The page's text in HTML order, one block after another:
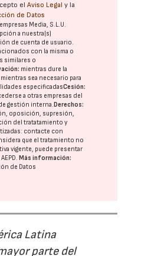
elAviso Legal y la
de Datos
Media, S.L.U.
a nuestra(s)
de cuenta de usuario.
con la misma o
similares o
mientras dure la
sea necesario para
especificadasCesión:
a otras empresas del
gestión interna. Derechos:
oposición, supresión,
del tratatamiento y
contacte con
que el tratamiento no
vigente, puede presentar
AEPD. Más información:
de Datos
Latina
parte del